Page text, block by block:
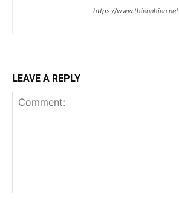
https://www.thiennhien.net
LEAVE A REPLY